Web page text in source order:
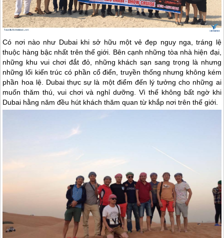
Có nơi nào như Dubaikhi sở hữu một vẻ đẹp nguy nga, tráng lệ
thuộc hàng bậc nhất trên thế giới. Bên cạnh những tòa nhà hiện đại,
những khu vui chơi đắt đỏ, những khách sạn sang trọng là nhưng
những lối kiến trúc có phần cổ điển, truyền thống nhưng không kém
phần hoa lệ. Dubaithực sự là một điểm đến lý tưởng cho những ai
muốn thăm thú, vui chơi và nghỉ dưỡng. Vì thế không bất ngờ khi
Dubai hằng năm đều hút khách thăm quan từ khắp nơi trên thế giới.